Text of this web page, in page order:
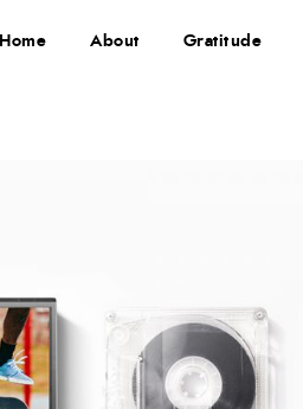
Home About Gratitude